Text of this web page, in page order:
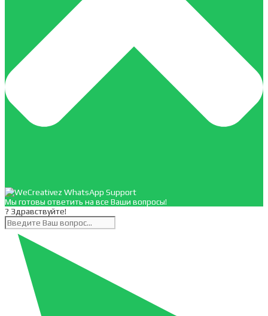
Мы готовы ответить на все Ваши вопросы!
? Здравствуйте!